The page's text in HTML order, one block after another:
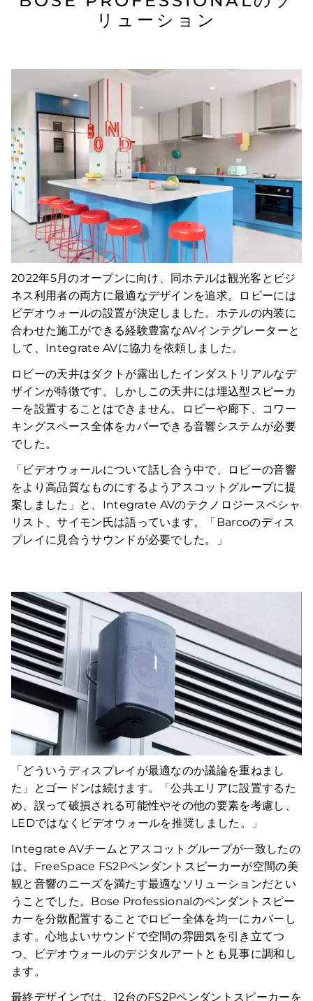
リューション
2022年5月のオープンに向け、同ホテルは観光客とビジ
ネス利用者の両方に最適なデザインを追求。ロビーには
ビデオウォールの設置が決定しました。ホテルの内装に
合わせた施工ができる経験豊富なAVインテグレーターと
して、Integrate AVに協力を依頼しました。
ロビーの天井はダクトが露出したインダストリアルなデ
ザインが特徴です。しかしこの天井には埋込型スピーカ
ーを設置することはできません。ロビーや廊下、コワー
キングスペース全体をカバーできる音響システムが必要
でした。
「ビデオウォールについて話し合う中で、ロビーの音響
をより高品質なものにするようアスコットグループに提
案しました」と、Integrate AVのテクノロジースペシャ
リスト、サイモン氏は語っています。「Barcoのディス
プレイに見合うサウンドが必要でした。」
「どういうディスプレイが最適なのか議論を重ねまし
た」とゴードンは続けます。「公共エリアに設置するた
め、誤って破損される可能性やその他の要素を考慮し、
LEDではなくビデオウォールを推奨しました。」
Integrate AVチームとアスコットグループが一致したの
は、FreeSpace FS2Pペンダントスピーカーが空間の美
観と音響のニーズを満たす最適なソリューションだとい
うことでした。Bose Professionalのペンダントスピー
カーを分散配置することでロビー全体を均一にカバーし
ます。心地よいサウンドで空間の雰囲気を引き立てつ
つ、ビデオウォールのデジタルアートとも見事に調和し
ます。
最終デザインでは、12台のFS2Pペンダントスピーカーを